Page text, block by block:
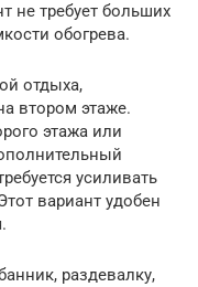
не требует больших
обогрева.
отдыха,
втором этаже.
этажа или
усиливать
вариант удобен
раздевалку,